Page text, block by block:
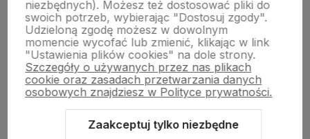
Obsługa klienta
Pomoc
niezbędnych). Możesz też dostosować pliki do
swoich potrzeb, wybierając "Dostosuj zgody".
Udzieloną zgodę możesz w dowolnym
momencie wycofać lub zmienić, klikając w link
"Ustawienia plików cookies" na dole strony.
Szczegóły o używanych przez nas plikach
cookie oraz zasadach przetwarzania danych
osobowych znajdziesz w Polityce prywatności.
Zaakceptuj tylko niezbędne